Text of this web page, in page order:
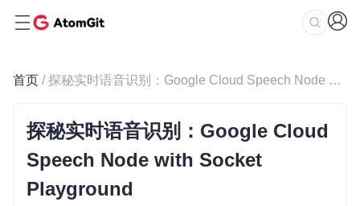
首页 / 探秘实时语音识别：Google Cloud Speech Node with Socket Playground
探秘实时语音识别：Google Cloud
Speech Node with Socket
Playground